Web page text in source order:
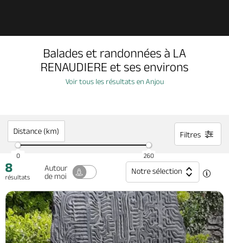
À voir, à faire
Dormir, manger
Séjours, cadeaux
Billetterie en ligne
Balades et randonnées à LA
RENAUDIERE et ses environs
Voir tous les résultats en Anjou
Distance (km)
0 260
Filtres
8
résultats
Autour
de moi
Notre sélection